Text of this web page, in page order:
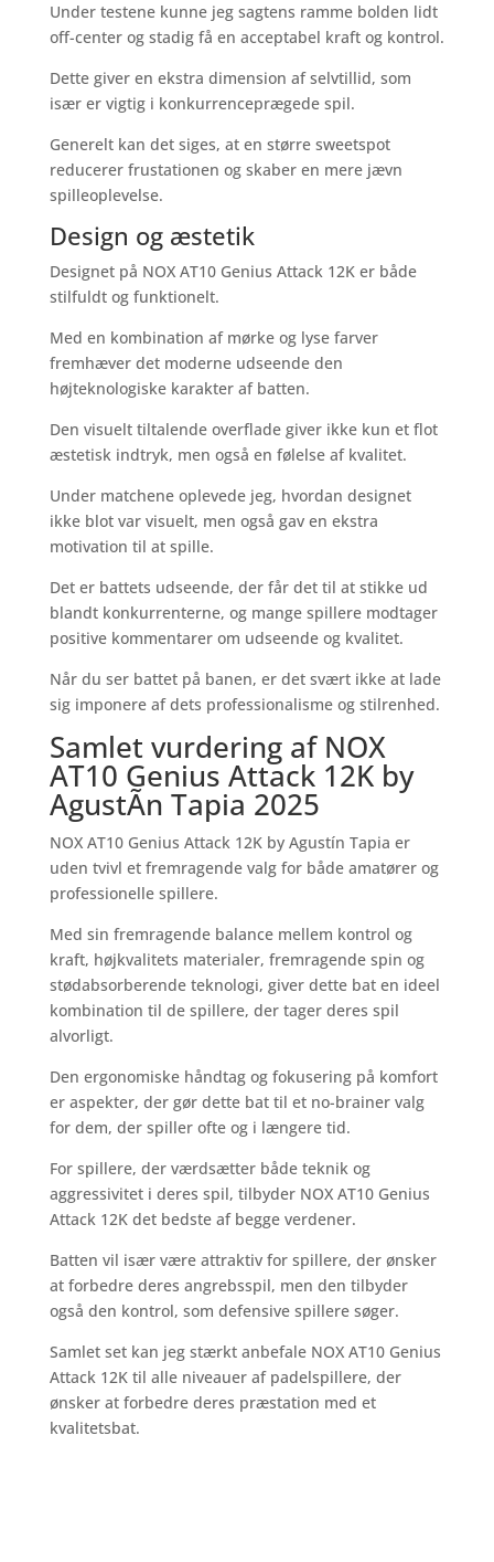
Under testene kunne jeg sagtens ramme bolden lidt
off-center og stadig få en acceptabel kraft og kontrol.
Dette giver en ekstra dimension af selvtillid, som
især er vigtig i konkurrenceprægede spil.
Generelt kan det siges, at en større sweetspot
reducerer frustationen og skaber en mere jævn
spilleoplevelse.
Design og æstetik
Designet på NOX AT10 Genius Attack 12K er både
stilfuldt og funktionelt.
Med en kombination af mørke og lyse farver
fremhæver det moderne udseende den
højteknologiske karakter af batten.
Den visuelt tiltalende overflade giver ikke kun et flot
æstetisk indtryk, men også en følelse af kvalitet.
Under matchene oplevede jeg, hvordan designet
ikke blot var visuelt, men også gav en ekstra
motivation til at spille.
Det er battets udseende, der får det til at stikke ud
blandt konkurrenterne, og mange spillere modtager
positive kommentarer om udseende og kvalitet.
Når du ser battet på banen, er det svært ikke at lade
sig imponere af dets professionalisme og stilrenhed.
Samlet vurdering af NOX
AT10 Genius Attack 12K by
AgustÃ­n Tapia 2025
NOX AT10 Genius Attack 12K by Agustín Tapia er
uden tvivl et fremragende valg for både amatører og
professionelle spillere.
Med sin fremragende balance mellem kontrol og
kraft, højkvalitets materialer, fremragende spin og
stødabsorberende teknologi, giver dette bat en ideel
kombination til de spillere, der tager deres spil
alvorligt.
Den ergonomiske håndtag og fokusering på komfort
er aspekter, der gør dette bat til et no-brainer valg
for dem, der spiller ofte og i længere tid.
For spillere, der værdsætter både teknik og
aggressivitet i deres spil, tilbyder NOX AT10 Genius
Attack 12K det bedste af begge verdener.
Batten vil især være attraktiv for spillere, der ønsker
at forbedre deres angrebsspil, men den tilbyder
også den kontrol, som defensive spillere søger.
Samlet set kan jeg stærkt anbefale NOX AT10 Genius
Attack 12K til alle niveauer af padelspillere, der
ønsker at forbedre deres præstation med et
kvalitetsbat.